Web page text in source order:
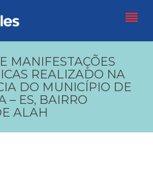
MANIFESTAÇÕES
REALIZADO NA
DO MUNICÍPIO DE
– ES, BAIRRO
ALAH